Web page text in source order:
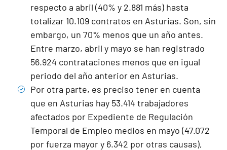
respecto a abril (40% y 2.881 más) hasta
totalizar 10.109 contratos en Asturias. Son, sin
embargo, un 70% menos que un año antes.
Entre marzo, abril y mayo se han registrado
56.924 contrataciones menos que en igual
periodo del año anterior en Asturias.
Por otra parte, es preciso tener en cuenta
que en Asturias hay 53.414 trabajadores
afectados por Expediente de Regulación
Temporal de Empleo medios en mayo (47.072
por fuerza mayor y 6.342 por otras causas),